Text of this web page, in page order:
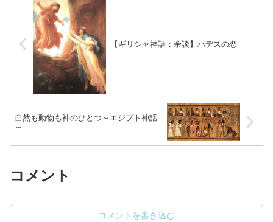
【ギリシャ神話：余談】ハデスの恋
自然も動物も神のひとつ～エジプト神話
～
コメント
コメントを書き込む